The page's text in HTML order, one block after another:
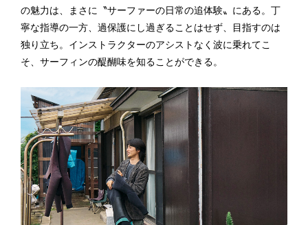
の魅力は、まさに〝サーファーの日常の追体験〟にある。丁
寧な指導の一方、過保護にし過ぎることはせず、目指すのは
独り立ち。インストラクターのアシストなく波に乗れてこ
そ、サーフィンの醍醐味を知ることができる。